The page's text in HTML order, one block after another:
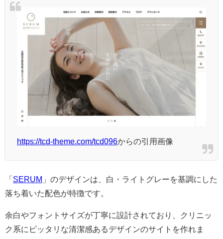
https://tcd-theme.com/tcd096からの引用画像
「 SERUM 」のデザインは、白・ライトグレーを基調にした
落ち着いた配色が特徴です。
余白やフォントサイズが丁寧に設計されており、クリニッ
ク系にピッタリな清潔感あるデザインのサイトを作れま